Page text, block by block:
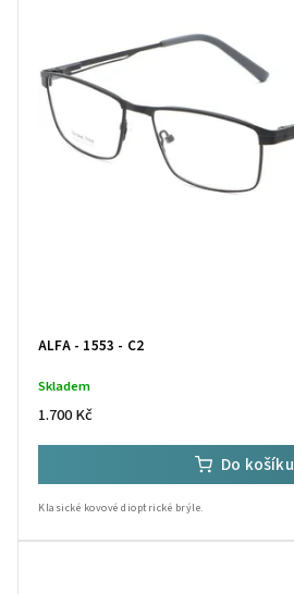
ALFA - 1553 - C2
Skladem
1.700 Kč
Do košíku